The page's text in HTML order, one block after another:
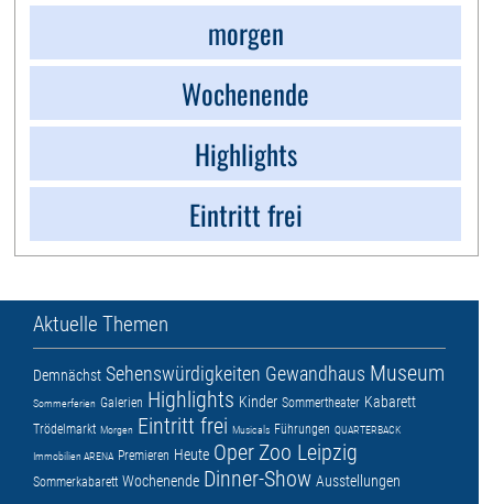
morgen
Wochenende
Highlights
Eintritt frei
Aktuelle Themen
Demnächst Sehenswürdigkeiten Gewandhaus Museum
Sommerferien Galerien Highlights Kinder Sommertheater Kabarett
Trödelmarkt Morgen Eintritt frei Musicals Führungen QUARTERBACK
Immobilien ARENA Premieren Heute Oper Zoo Leipzig
Sommerkabarett Wochenende Dinner-Show Ausstellungen